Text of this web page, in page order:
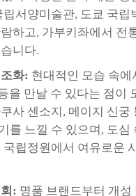
립서양미술관, 도쿄 국립
하고, 가부키좌에서 전
니다.
화: 현대적인 모습 속
을 만날 수 있다는 점이
사 센소지, 메이지 신궁
를 느낄 수 있으며, 도심
국립정원에서 여유로운
: 명품 브랜드부터 개성